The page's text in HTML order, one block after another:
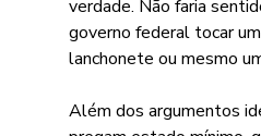
verdade. Não faria
governo federal tocar
lanchonete ou mesmo
Além dos argumentos